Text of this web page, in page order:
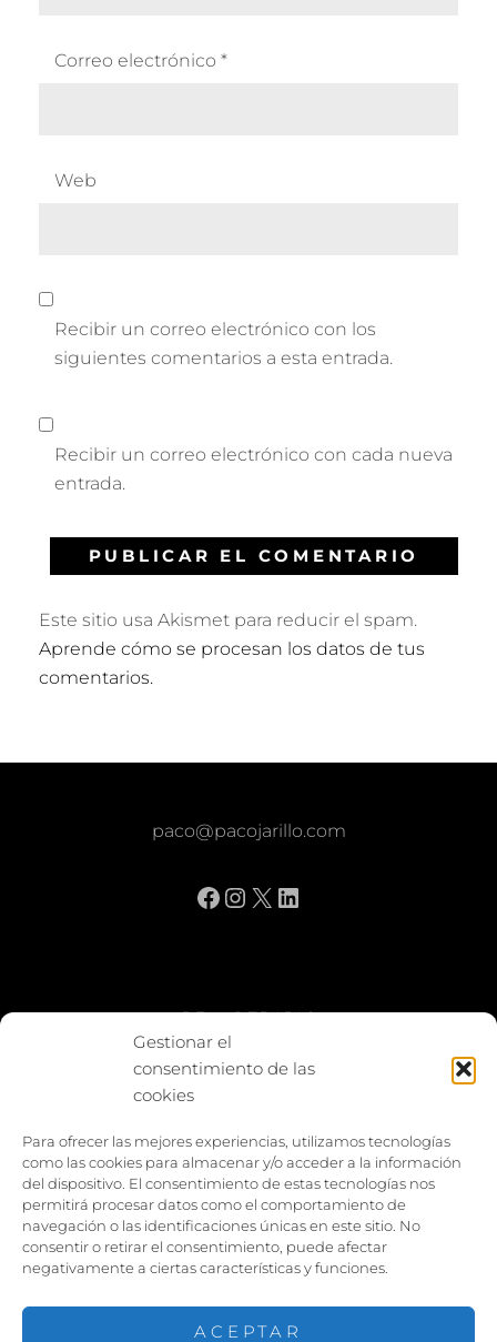
Gestionar el
consentimiento de las
cookies
Para ofrecer las mejores experiencias, utilizamos tecnologías
como las cookies para almacenar y/o acceder a la información
del dispositivo. El consentimiento de estas tecnologías nos
permitirá procesar datos como el comportamiento de
navegación o las identificaciones únicas en este sitio. No
consentir o retirar el consentimiento, puede afectar
negativamente a ciertas características y funciones.
ACEPTAR
Correo electrónico *
Web
Recibir un correo electrónico con los
siguientes comentarios a esta entrada.
Recibir un correo electrónico con cada nueva
entrada.
Este sitio usa Akismet para reducir el spam.
Aprende cómo se procesan los datos de tus
comentarios.
paco@pacojarillo.com
Facebook
Instagram
X LinkedIn
BE vs REBAJAS
Entes
Capturar y compartir
Vía larga